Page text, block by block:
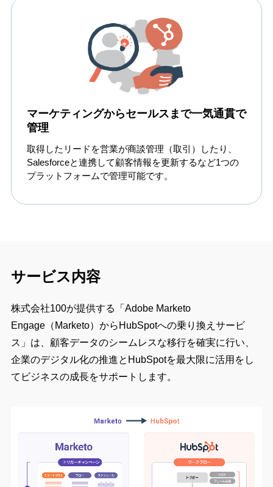
マーケティングからセールスまで一気通貫で
管理
取得したリードを営業が商談管理（取引）したり、
Salesforceと連携して顧客情報を更新するなど1つの
プラットフォームで管理可能です。
サービス内容
株式会社100が提供する「Adobe Marketo
Engage（Marketo）からHubSpotへの乗り換えサービ
ス」は、顧客データのシームレスな移行を確実に行い、
企業のデジタル化の推進とHubSpotを最大限に活用をし
てビジネスの成長をサポートします。